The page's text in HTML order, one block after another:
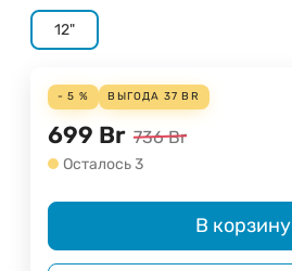
12"
- 5 % ВЫГОДА 37 BR
699 Br 736 Br
Осталось 3
В корзину